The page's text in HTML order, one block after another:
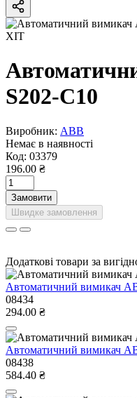
ХІТ
S202-С10
Виробник: ABB
Немає в наявності
Код: 03379
196.00 ₴
Замовити
Швидке замовлення
Додаткові товари за
Автоматичний вимикач
08434
294.00 ₴
Автоматичний вимикач
08438
584.40 ₴